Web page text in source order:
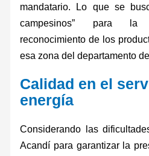
mandatario. Lo que se
campesinos” para la
reconocimiento de los
esa zona del departamento
Calidad en el
energía
Considerando las
Acandí para garantizar la